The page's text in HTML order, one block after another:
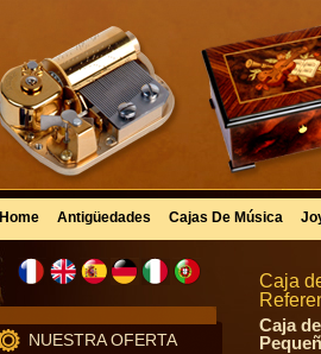
Home Antigüedades Cajas De Música
NUESTRA OFERTA
Caja
Caja